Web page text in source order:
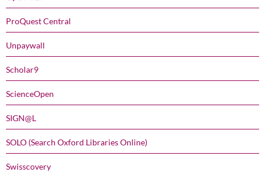
ProQuest Central
Unpaywall
Scholar9
ScienceOpen
SIGN@L
SOLO (Search Oxford Libraries Online)
Swisscovery